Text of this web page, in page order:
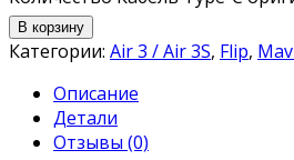
В корзину
Категории: Air 3 / Air 3S, Flip,
Описание
Детали
Отзывы (0)